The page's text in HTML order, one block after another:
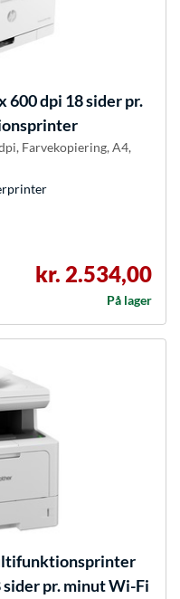
600 dpi 18 sider pr.
Farvekopiering, A4,
kr. 2.534,00
På lager
sider pr. minut Wi-Fi